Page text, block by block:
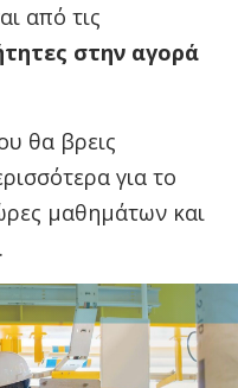
από τις
στην αγορά
θα βρεις
για το
μαθημάτων και